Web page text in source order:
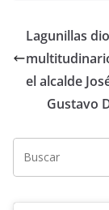
Lagunillas
el alcalde
Gustavo